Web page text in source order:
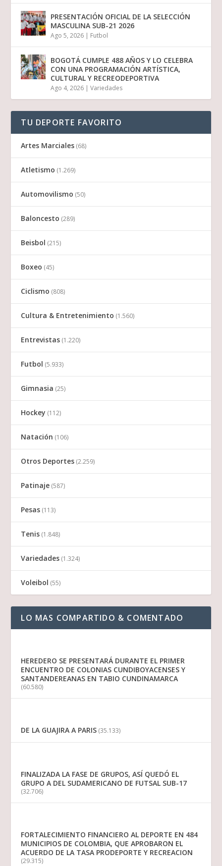
PRESENTACIÓN OFICIAL DE LA SELECCIÓN
MASCULINA SUB-21 2026
Ago 5, 2026 Futbol
BOGOTÁ CUMPLE 488 AÑOS Y LO CELEBRA
CON UNA PROGRAMACIÓN ARTÍSTICA,
CULTURAL Y RECREODEPORTIVA
Ago 4, 2026 |Variedades
TU DEPORTE FAVORITO
Artes Marciales (68)
Atletismo (1.269)
Automovilismo (50)
Baloncesto (289)
Beisbol (215)
Boxeo (45)
Ciclismo (808)
Cultura & Entretenimiento (1.560)
Entrevistas (1.220)
Futbol (5.933)
Gimnasia (25)
Hockey (112)
Natación (106)
Otros Deportes (2.259)
Patinaje (587)
Pesas (113)
Tenis (1.848)
Variedades (1.324)
Voleibol (55)
LO MAS COMPARTIDO & COMENTADO
HEREDERO SE PRESENTARÁ DURANTE EL PRIMER
ENCUENTRO DE COLONIAS CUNDIBOYACENSES Y
SANTANDEREANAS EN TABIO CUNDINAMARCA
(60.580)
DE LA GUAJIRA A PARIS (35.133)
FINALIZADA LA FASE DE GRUPOS, ASÍ QUEDÓ EL
GRUPO A DEL SUDAMERICANO DE FUTSAL SUB-17
(32.706)
FORTALECIMIENTO FINANCIERO AL DEPORTE EN 484
MUNICIPIOS DE COLOMBIA, QUE APROBARON EL
ACUERDO DE LA TASA PRODEPORTE Y RECREACION
(29.315)